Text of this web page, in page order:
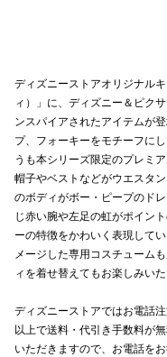
ディズニーストアオリジナル
ィ）」に、ディズニー＆ピク
ンスパイアされたアイテムが
プ、フォーキーをモチーフに
うも本シリーズ限定のプレミ
帽子やベストなどがウエスタ
のボディがボー・ピープのド
じ赤い腕や左足の虹がポイン
ーの特徴をかわいく表現して
メージした専用コスチューム
ィを着せ替えてもお楽しみいた
ディズニーストアではお電話
以上で送料・代引き手数料が
いただきますので、お電話を